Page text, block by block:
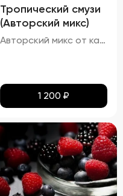
Тропический смузи
(Авторский микс)
Авторский микс от кальянных мастеров - Тропический коктейль на основе ананаса с добавлением ягоды асаи, малины ,лайма и кусочков дыни
1 200 ₽